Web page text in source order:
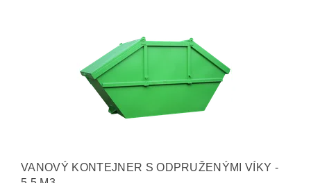
VANOVÝ KONTEJNER S ODPRUŽENÝMI VÍKY -